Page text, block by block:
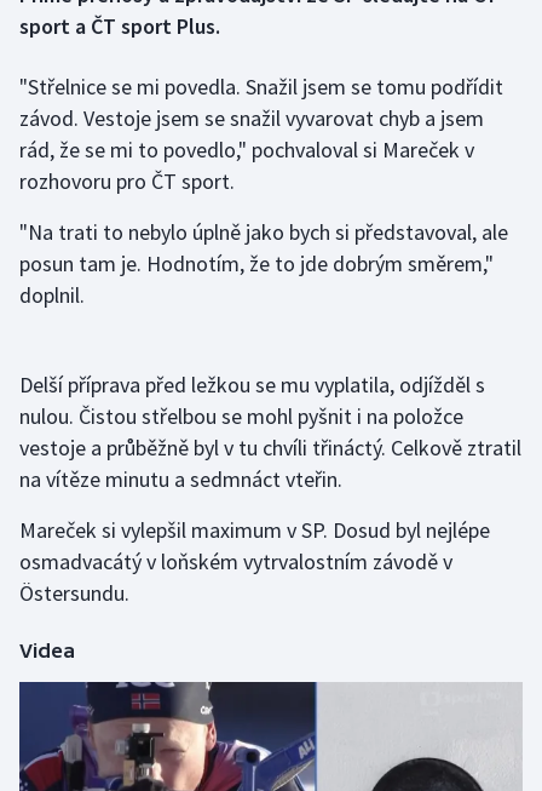
Gymnastika
Házená
Jezdectví
Judo
Lezení
Lyže a snowboard
Moderní pětiboj
Motorsport
Olympijské hry
Parasport
Plavání
sport a ČT sport Plus.
"Střelnice se mi povedla. Snažil jsem se tomu podřídit
závod. Vestoje jsem se snažil vyvarovat chyb a jsem
rád, že se mi to povedlo," pochvaloval si Mareček v
rozhovoru pro ČT sport.
"Na trati to nebylo úplně jako bych si představoval, ale
posun tam je. Hodnotím, že to jde dobrým směrem,"
doplnil.
Delší příprava před ležkou se mu vyplatila, odjížděl s
nulou. Čistou střelbou se mohl pyšnit i na položce
vestoje a průběžně byl v tu chvíli třináctý. Celkově ztratil
na vítěze minutu a sedmnáct vteřin.
Mareček si vylepšil maximum v SP. Dosud byl nejlépe
osmadvacátý v loňském vytrvalostním závodě v
Östersundu.
Videa